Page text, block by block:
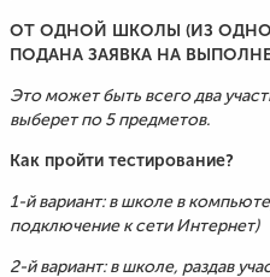
ОТ ОДНОЙ ШКОЛЫ (ИЗ
ПОДАНА ЗАЯВКА НА
Это может быть всего два
выберет по 5 предметов.
Как пройти тестирование?
1-й вариант: в школе в
подключение к сети Интернет)
2-й вариант: в школе, раздав